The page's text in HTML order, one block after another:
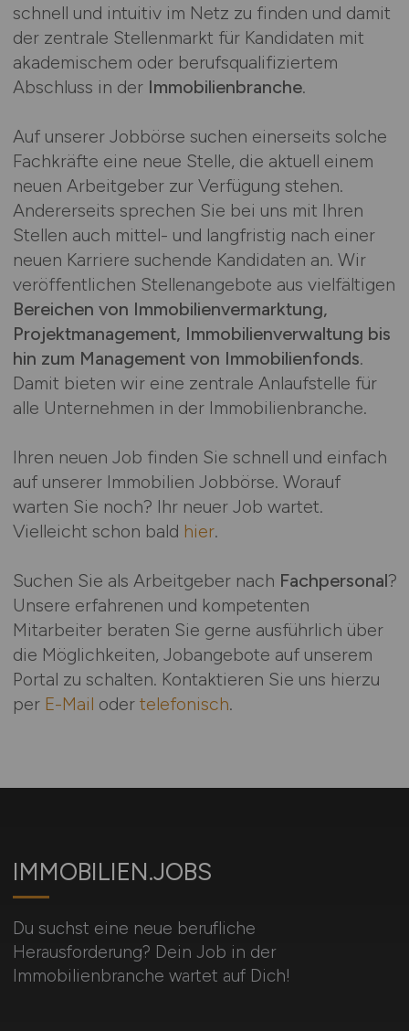
schnell und intuitiv im Netz zu finden und damit
der zentrale Stellenmarkt für Kandidaten mit
akademischem oder berufsqualifiziertem
Abschluss in der Immobilienbranche.
Auf unserer Jobbörse suchen einerseits solche
Fachkräfte eine neue Stelle, die aktuell einem
neuen Arbeitgeber zur Verfügung stehen.
Andererseits sprechen Sie bei uns mit Ihren
Stellen auch mittel- und langfristig nach einer
neuen Karriere suchende Kandidaten an. Wir
veröffentlichen Stellenangebote aus vielfältigen
Bereichen von Immobilienvermarktung,
Projektmanagement, Immobilienverwaltung bis
hin zum Management von Immobilienfonds.
Damit bieten wir eine zentrale Anlaufstelle für
alle Unternehmen in der Immobilienbranche.
Ihren neuen Job finden Sie schnell und einfach
auf unserer Immobilien Jobbörse. Worauf
warten Sie noch? Ihr neuer Job wartet.
Vielleicht schon bald hier.
Suchen Sie als Arbeitgeber nach Fachpersonal?
Unsere erfahrenen und kompetenten
Mitarbeiter beraten Sie gerne ausführlich über
die Möglichkeiten, Jobangebote auf unserem
Portal zu schalten. Kontaktieren Sie uns hierzu
per E-Mail oder telefonisch.
IMMOBILIEN.JOBS
Du suchst eine neue berufliche
Herausforderung? Dein Job in der
Immobilienbranche wartet auf Dich!